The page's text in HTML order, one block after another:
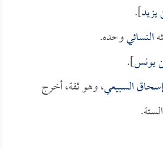
].
النسائيوحده.
يونس].
السبيعي، وهو ثقة، أخرج